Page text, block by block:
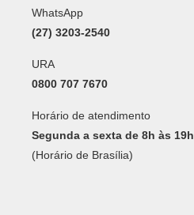
WhatsApp
(27) 3203-2540
URA
0800 707 7670
Horário de atendimento
Segunda a sexta de 8h às 19h
(Horário de Brasília)